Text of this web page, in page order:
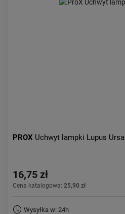
PROX Uchwyt lampki Lupus Ursa
16,75 zł
Cena katalogowa: 25,90 zł
Wysyłka w: 24h